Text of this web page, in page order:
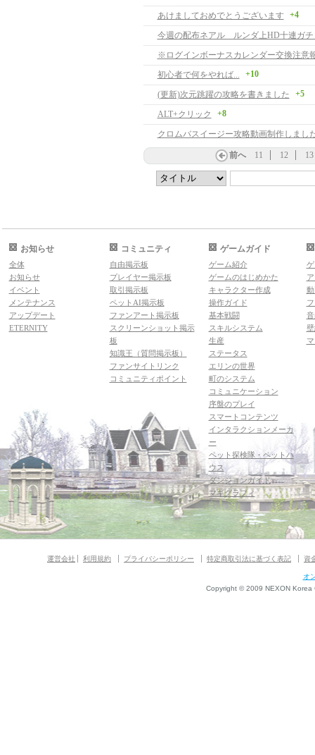
あけましておめでとうございます +4
今週の配布ネアル ルンダ上HD十連ガチ
※ログインボーナスカレンダー交換注意
初心者で何をやれば...
+10
(更新)次元跳躍の攻略を書きました +5
ALT+クリック +8
クロムバスイージー攻略動画制作しまし
前へ 11 12 13
お知らせ
全体
お知らせ
イベント
メンテナンス
アップデート
ETERNITY
コミュニティ
自由掲示板
プレイヤー掲示板
取引掲示板
ペットAI掲示板
ファンアート掲示板
スクリーンショット掲示
板
知識王（質問掲示板）
ファンサイトリンク
コミュニティポイント
ゲームガイド
ゲーム紹介
ゲームのはじめかた
キャラクター作成
操作ガイド
基本戦闘
スキルシステム
生産
ステータス
エリンの世界
町のシステム
コミュニケーション
序盤のプレイ
スマートコンテンツ
インタラクションメーカ
ー
ペット探検隊・ペットハ
ウス
ダンジョンガイド
マギグラフィ
運営会社 利用規約 プライバシーポリシー 特定商取引法に基づく表記 資
オ
Copyright © 2009 NEXON Korea